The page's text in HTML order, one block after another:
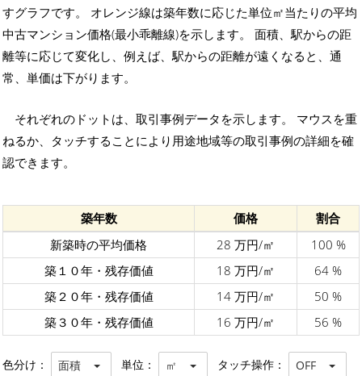
すグラフです。 オレンジ線は築年数に応じた単位㎡当たりの平均
中古マンション価格(最小乖離線)を示します。 面積、駅からの距
離等に応じて変化し、例えば、駅からの距離が遠くなると、通
常、単価は下がります。
それぞれのドットは、取引事例データを示します。 マウスを重
ねるか、タッチすることにより用途地域等の取引事例の詳細を確
認できます。
築年数 価格
割合
新築時の平均価格
28 万円/㎡
100 %
築１０年・残存価値
18 万円/㎡
64 %
築２０年・残存価値
14 万円/㎡
50 %
築３０年・残存価値
16 万円/㎡ 56 %
色分け： 面積 単位： ㎡ タッチ操作： OFF